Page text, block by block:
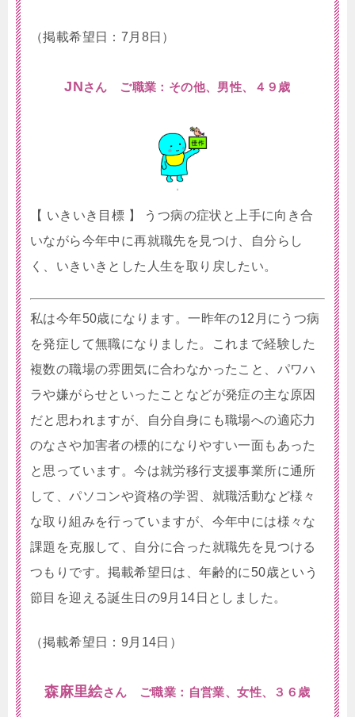
（掲載希望日：7月8日）
JNさん ご職業：その他、男性、４９歳
【 いきいき目標 】 うつ病の症状と上手に向き合
いながら今年中に再就職先を見つけ、自分らし
く、いきいきとした人生を取り戻したい。
私は今年50歳になります。一昨年の12月にうつ病
を発症して無職になりました。これまで経験した
複数の職場の雰囲気に合わなかったこと、パワハ
ラや嫌がらせといったことなどが発症の主な原因
だと思われますが、自分自身にも職場への適応力
のなさや加害者の標的になりやすい一面もあった
と思っています。今は就労移行支援事業所に通所
して、パソコンや資格の学習、就職活動など様々
な取り組みを行っていますが、今年中には様々な
課題を克服して、自分に合った就職先を見つける
つもりです。掲載希望日は、年齢的に50歳という
節目を迎える誕生日の9月14日としました。
（掲載希望日：9月14日）
森麻里絵さん ご職業：自営業、女性、３６歳